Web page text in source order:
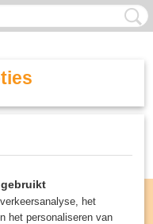
het
het personaliseren van